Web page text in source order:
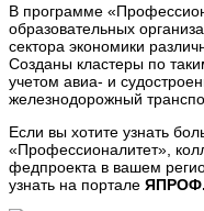
В программе
образовательных
сектора экономики
Созданы кластеры по
учетом авиа- и
железнодорожный
Если вы хотите узнать
«Профессионалитет»,
федпроекта в вашем
узнать на портале